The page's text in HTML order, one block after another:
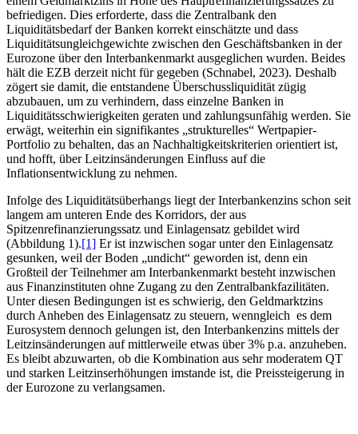
befriedigen. Dies erforderte, dass die Zentralbank den
Liquiditätsbedarf der Banken korrekt einschätzte und dass
Liquiditätsungleichgewichte zwischen den Geschäftsbanken in der
Eurozone über den Interbankenmarkt ausgeglichen wurden. Beides
hält die EZB derzeit nicht für gegeben (Schnabel, 2023). Deshalb
zögert sie damit, die entstandene Überschussliquidität zügig
abzubauen, um zu verhindern, dass einzelne Banken in
Liquiditätsschwierigkeiten geraten und zahlungsunfähig werden. Sie
erwägt, weiterhin ein signifikantes „strukturelles“ Wertpapier-
Portfolio zu behalten, das an Nachhaltigkeitskriterien orientiert ist,
und hofft, über Leitzinsänderungen Einfluss auf die
Inflationsentwicklung zu nehmen.
Infolge des Liquiditätsüberhangs liegt der Interbankenzins schon seit
langem am unteren Ende des Korridors, der aus
Spitzenrefinanzierungssatz und Einlagensatz gebildet wird
(Abbildung 1).[1] Er ist inzwischen sogar unter den Einlagensatz
gesunken, weil der Boden „undicht“ geworden ist, denn ein
Großteil der Teilnehmer am Interbankenmarkt besteht inzwischen
aus Finanzinstituten ohne Zugang zu den Zentralbankfazilitäten.
Unter diesen Bedingungen ist es schwierig, den Geldmarktzins
durch Anheben des Einlagensatz zu steuern, wenngleich es dem
Eurosystem dennoch gelungen ist, den Interbankenzins mittels der
Leitzinsänderungen auf mittlerweile etwas über 3% p.a. anzuheben.
Es bleibt abzuwarten, ob die Kombination aus sehr moderatem QT
und starken Leitzinserhöhungen imstande ist, die Preissteigerung in
der Eurozone zu verlangsamen.